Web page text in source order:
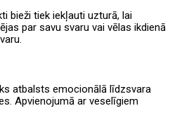
bieži tiek iekļauti uzturā, lai
par savu svaru vai vēlas ikdienā
atbalsts emocionālā līdzsvara
Apvienojumā ar veselīgiem